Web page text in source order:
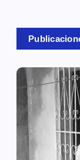
n
d